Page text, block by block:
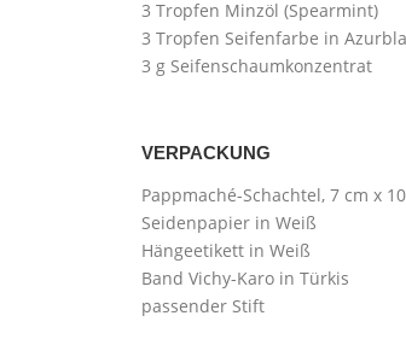
3 Tropfen Minzöl (Spearmint)
3 Tropfen Seifenfarbe in
3 g Seifenschaumkonzentrat
VERPACKUNG
Pappmaché-Schachtel, 7 cm x
Seidenpapier in Weiß
Hängeetikett in Weiß
Band Vichy-Karo in Türkis
passender Stift